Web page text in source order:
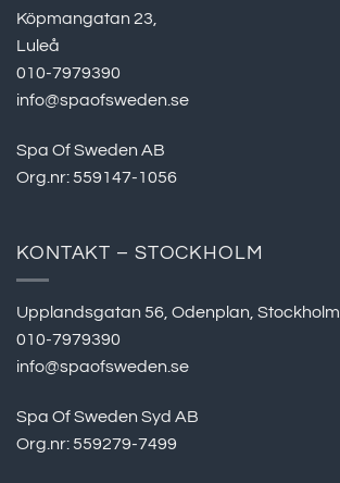
Köpmangatan 23,
Luleå
010-7979390
info@spaofsweden.se
Spa Of Sweden AB
Org.nr: 559147-1056
KONTAKT – STOCKHOLM
Upplandsgatan 56, Odenplan, Stockholm
010-7979390
info@spaofsweden.se
Spa Of Sweden Syd AB
Org.nr: 559279-7499